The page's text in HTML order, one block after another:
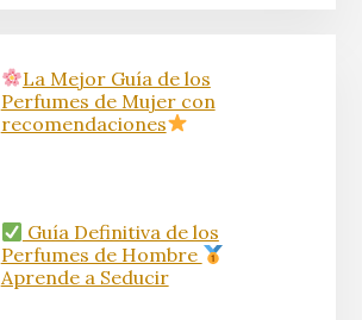
La Mejor Guía de los
Perfumes de Mujer con
recomendaciones
Guía Definitiva de los
Perfumes de Hombre
Aprende a Seducir